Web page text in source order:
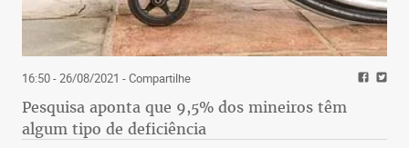
16:50 - 26/08/2021 - Compartilhe
Pesquisa aponta que 9,5% dos mineiros têm
algum tipo de deficiência